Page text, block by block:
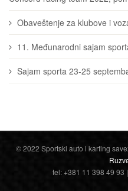
Obaveštenje za klubove i
11. Međunarodni sajam
Sajam sporta 23-25
© 2022 Sportski auto i karting
tel: +381 11 398 49 93